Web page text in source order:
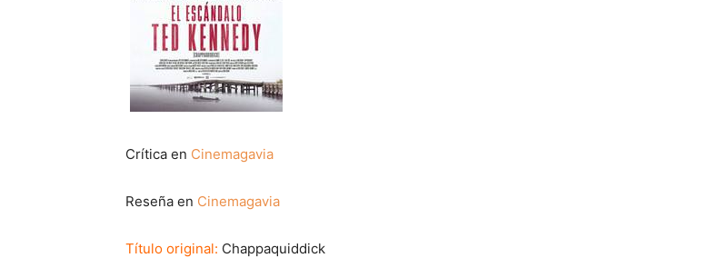
Crítica en Cinemagavia
Reseña en Cinemagavia
Título original: Chappaquiddick